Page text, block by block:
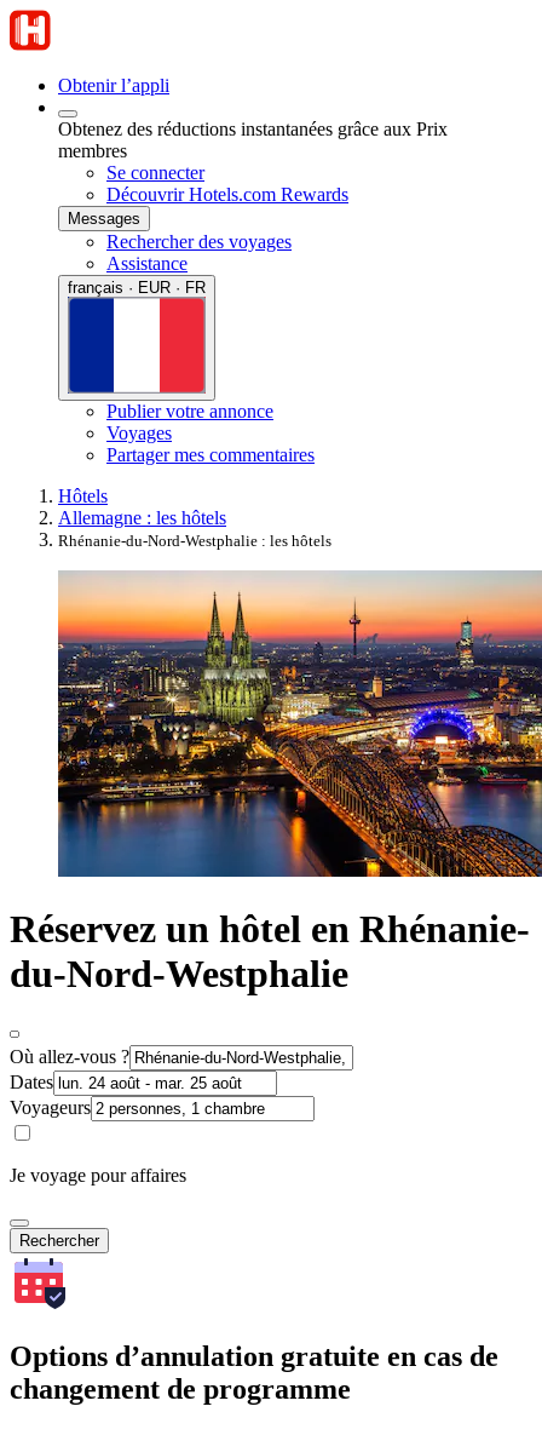
Obtenir l’appli
Obtenez des réductions instantanées grâce aux Prix
membres
Se connecter
Découvrir Hotels.com Rewards
Messages
Rechercher des voyages
Assistance
français · EUR · FR
Publier votre annonce
Voyages
Partager mes commentaires
Hôtels
Allemagne : les hôtels
Rhénanie-du-Nord-Westphalie : les hôtels
Réservez un hôtel en Rhénanie-
du-Nord-Westphalie
Où allez-vous ?
Dates
Voyageurs
Je voyage pour affaires
Rechercher
Options d’annulation gratuite en cas de
changement de programme